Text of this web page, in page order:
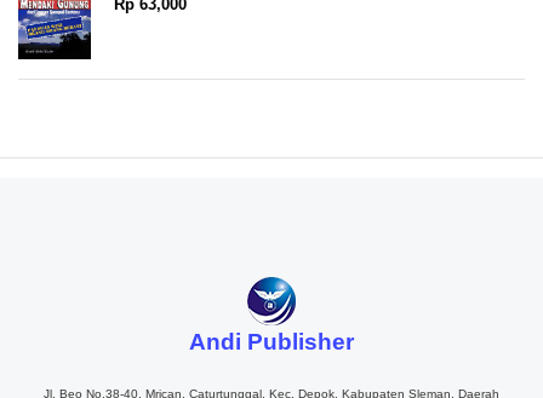
Rp 63,000
Andi Publisher
Jl. Beo No.38-40, Mrican, Caturtunggal, Kec. Depok, Kabupaten Sleman, Daerah